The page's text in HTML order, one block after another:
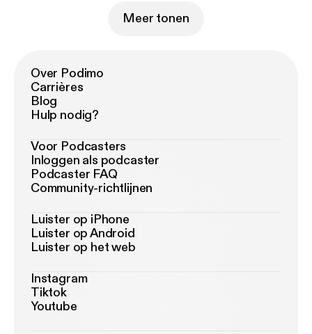
Meer tonen
Over Podimo
Carrières
Blog
Hulp nodig?
Voor Podcasters
Inloggen als podcaster
Podcaster FAQ
Community-richtlijnen
Luister op iPhone
Luister op Android
Luister op het web
Instagram
Tiktok
Youtube